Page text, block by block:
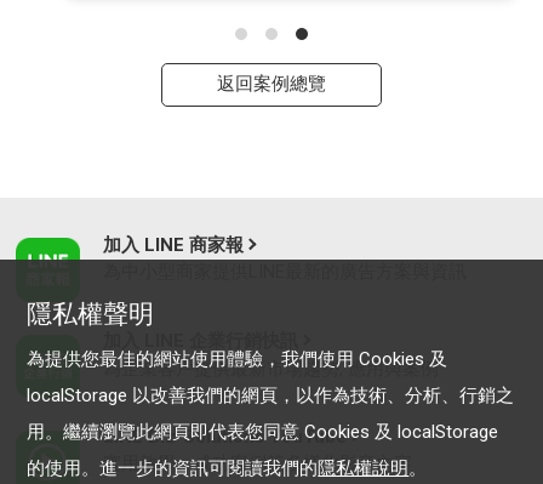
返回案例總覽
加入 LINE 商家報
為企業客戶提供最新市場趨勢, 應用與案例
LINE Biz-Solutions YouTube
實用教學、成功案例等多樣化影音內容
隱私權聲明
為提供您最佳的網站使用體驗，我們使用 Cookies 及
localStorage 以改善我們的網頁，以作為技術、分析、行銷之
用。繼續瀏覽此網頁即代表您同意 Cookies 及 localStorage
的使用。進一步的資訊可閱讀我們的隱私權說明。